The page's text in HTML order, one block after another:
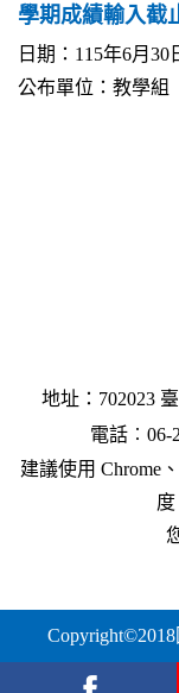
學期成績輸入截
日期：115年6月30
公布單位：教學組
地址：702023
電話︰06-
建議使用 Chrome